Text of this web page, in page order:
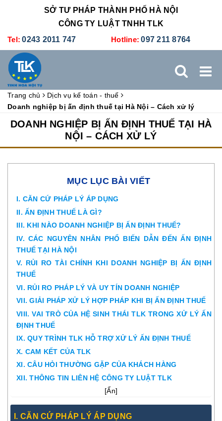
SỞ TƯ PHÁP THÀNH PHỐ HÀ NỘI
CÔNG TY LUẬT TNHH TLK
Tel: 0243 2011 747 Hotline: 097 211 8764
DỊCH VỤ KẾ TOÁN - THUẾ XÚC TIẾN THƯƠNG MẠI
BẢNG GIÁ ĐÀO TẠO TUYỂN DỤNG LIÊN HỆ
Trang chủ
Dịch vụ kế toán - thuế
Doanh nghiệp bị ấn định thuế tại Hà Nội – Cách xử lý
DOANH NGHIỆP BỊ ẤN ĐỊNH THUẾ TẠI HÀ
NỘI – CÁCH XỬ LÝ
MỤC LỤC BÀI VIẾT
I. CĂN CỨ PHÁP LÝ ÁP DỤNG
II. ẤN ĐỊNH THUẾ LÀ GÌ?
III. KHI NÀO DOANH NGHIỆP BỊ ẤN ĐỊNH THUẾ?
IV. CÁC NGUYÊN NHÂN PHỔ BIẾN DẪN ĐẾN ẤN ĐỊNH
THUẾ TẠI HÀ NỘI
V. RỦI RO TÀI CHÍNH KHI DOANH NGHIỆP BỊ ẤN ĐỊNH
THUẾ
VI. RỦI RO PHÁP LÝ VÀ UY TÍN DOANH NGHIỆP
VII. GIẢI PHÁP XỬ LÝ HỢP PHÁP KHI BỊ ẤN ĐỊNH THUẾ
VIII. VAI TRÒ CỦA HỆ SINH THÁI TLK TRONG XỬ LÝ ẤN
ĐỊNH THUẾ
IX. QUY TRÌNH TLK HỖ TRỢ XỬ LÝ ẤN ĐỊNH THUẾ
X. CAM KẾT CỦA TLK
XI. CÂU HỎI THƯỜNG GẶP CỦA KHÁCH HÀNG
XII. THÔNG TIN LIÊN HỆ CÔNG TY LUẬT TLK
[Ẩn]
I. CĂN CỨ PHÁP LÝ ÁP DỤNG